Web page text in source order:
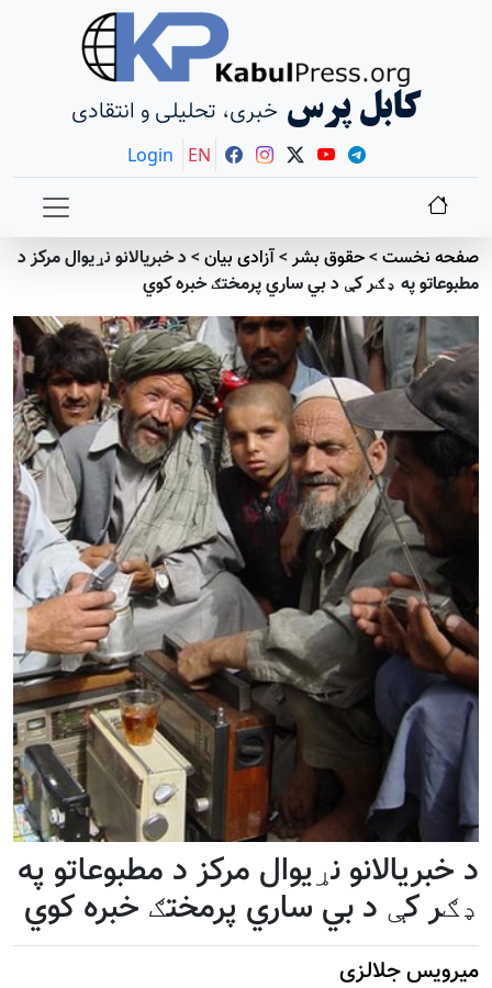
کابل پرس خبری، تحلیلی و انتقادی
Login EN
صفحه نخست>حقوق بشر>آزادی بيان> د خبریالانو نړیوال مرکز د
مطبوعاتو په ډګر کې د بي ساري پرمختګ خبره کوي
د خبریالانو نړیوال مرکز د مطبوعاتو په
ډګر کې د بي ساري پرمختګ خبره کوي
میرویس جلالزی